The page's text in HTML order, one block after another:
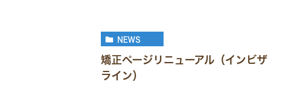
NEWS
矯正ページリニューアル（インビザ
ライン）